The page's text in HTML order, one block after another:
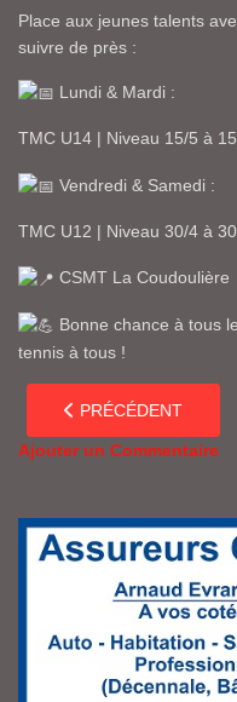
Place aux jeunes talents
suivre de près :
Lundi & Mardi :
TMC U14 | Niveau 15/5 à
Vendredi & Samedi :
TMC U12 | Niveau 30/4 à
CSMT La Coudoulière
Bonne chance à tous
tennis à tous !
ARTICLE
PRÉCÉDENT
Ajouter un Commentaire